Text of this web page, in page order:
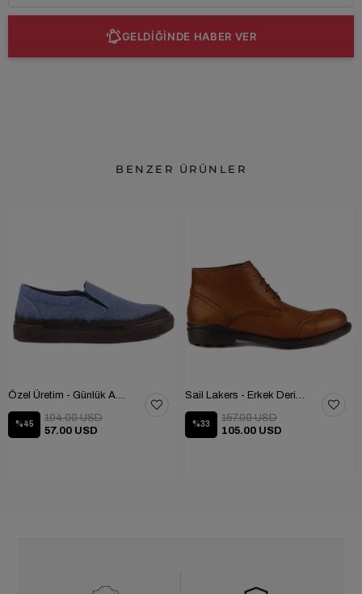
GELDİĞİNDE HABER VER
BENZER ÜRÜNLER
%45
57.00 USD
104.00 USD
%33
105.00 USD
157.00 USD